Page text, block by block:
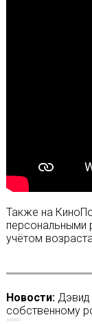
Также на
персональными
учётом
Новости:Дэвид
собственному
13/10/2019